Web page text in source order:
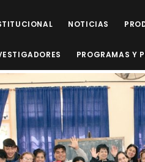
NOTICIAS
PROGRAMAS Y